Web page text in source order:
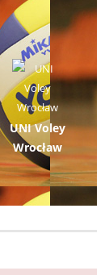
UNI Voley
Wrocław